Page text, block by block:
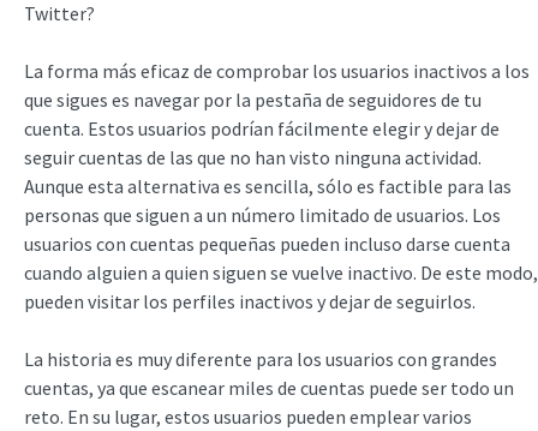
Twitter?
La forma más eficaz de comprobar los usuarios inactivos a los
que sigues es navegar por la pestaña de seguidores de tu
cuenta. Estos usuarios podrían fácilmente elegir y dejar de
seguir cuentas de las que no han visto ninguna actividad.
Aunque esta alternativa es sencilla, sólo es factible para las
personas que siguen a un número limitado de usuarios. Los
usuarios con cuentas pequeñas pueden incluso darse cuenta
cuando alguien a quien siguen se vuelve inactivo. De este modo,
pueden visitar los perfiles inactivos y dejar de seguirlos.
La historia es muy diferente para los usuarios con grandes
cuentas, ya que escanear miles de cuentas puede ser todo un
reto. En su lugar, estos usuarios pueden emplear varios